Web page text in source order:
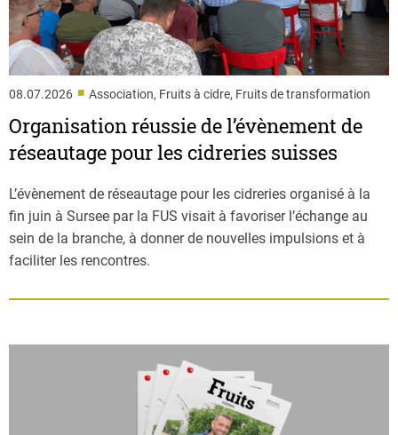
08.07.2026 ■ Association, Fruits à cidre, Fruits de transformation
Organisation réussie de l’évènement de
réseautage pour les cidreries suisses
L’évènement de réseautage pour les cidreries organisé à la
fin juin à Sursee par la FUS visait à favoriser l’échange au
sein de la branche, à donner de nouvelles impulsions et à
faciliter les rencontres.